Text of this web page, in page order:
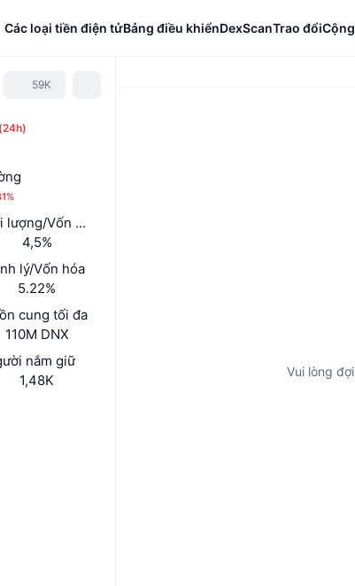
Các loại tiền điện tửBảng điều khiểnDexScanTrao đổi
59K
(24h)
lượng/Vốn hóa thị trường (24h)
4,5%
(FDV)
lý/Vốn hóa
5.22%
cung tối đa
110M DNX
nắm giữ
1,48K
Vui lòng